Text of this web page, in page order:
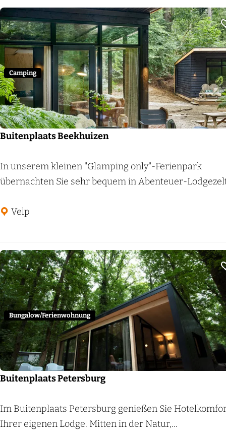
n
?
i
e
d
r
p
D
e
J
t
b
r
Buitenplaats Beekhuizen
B
u
t
p
l
a
a
t
s
B
e
e
h
u
In unserem kleinen "Glamping only"-Ferienpark
übernachten Sie sehr bequem in Abenteuer-
Velp
Camping
Buitenplaats Petersburg
B
u
Im Buitenplaats Petersburg genießen Sie
Ihrer eigenen Lodge. Mitten in der Natur,...
Bungalow/Ferienwohnung